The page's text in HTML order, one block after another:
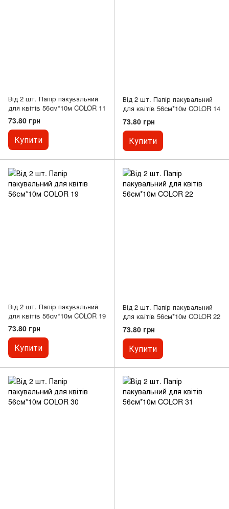
Від 2 шт. Папір пакувальний
для квітів 56см*10м COLOR 11
73.80 грн
Купити
Від 2 шт. Папір пакувальний
для квітів 56см*10м COLOR 14
73.80 грн
Купити
Від 2 шт. Папір пакувальний
для квітів 56см*10м COLOR 19
73.80 грн
Купити
Від 2 шт. Папір пакувальний
для квітів 56см*10м COLOR 22
73.80 грн
Купити